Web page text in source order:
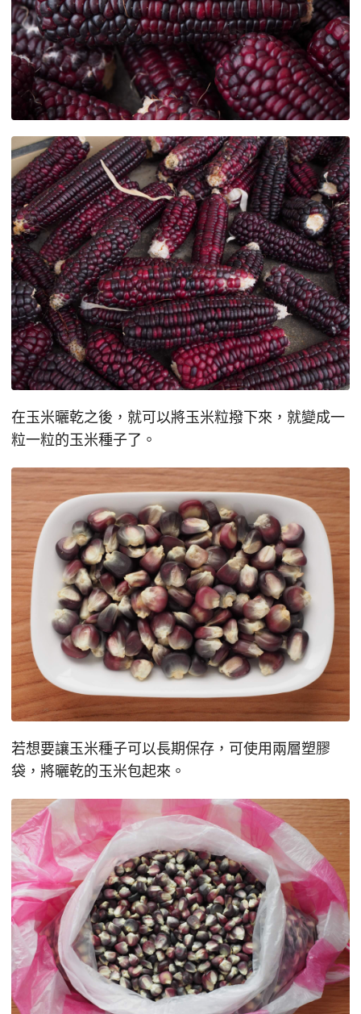
在玉米曬乾之後，就可以將玉米粒撥下來，就變成一
粒一粒的玉米種子了。
若想要讓玉米種子可以長期保存，可使用兩層塑膠
袋，將曬乾的玉米包起來。